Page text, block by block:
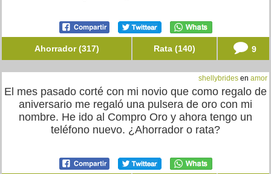
Ahorrador (317) Rata (140) 9
shellybrides en amor
El mes pasado corté con mi novio que como regalo de
aniversario me regaló una pulsera de oro con mi
nombre. He ido al Compro Oro y ahora tengo un
teléfono nuevo. ¿Ahorrador o rata?